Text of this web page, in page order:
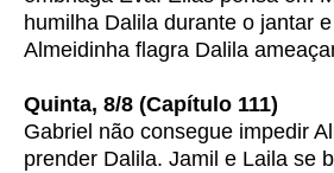
humilha Dalila durante o jantar
Almeidinha flagra Dalila
Quinta, 8/8 (Capítulo 111)
Gabriel não consegue impedir
prender Dalila. Jamil e Laila se